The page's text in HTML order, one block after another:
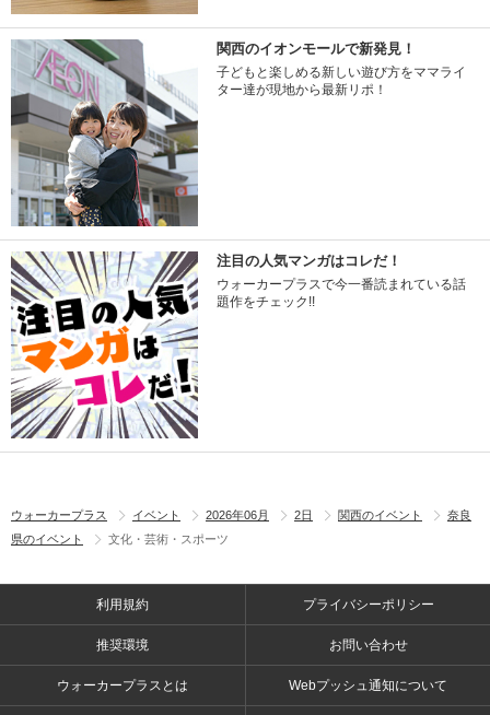
関西のイオンモールで新発見！
子どもと楽しめる新しい遊び方をママライ
ター達が現地から最新リポ！
注目の人気マンガはコレだ！
ウォーカープラスで今一番読まれている話
題作をチェック!!
ウォーカープラス イベント 2026年06月 2日 関西のイベント
奈良
県のイベント
文化・芸術・スポーツ
利用規約 プライバシーポリシー
推奨環境 お問い合わせ
ウォーカープラスとは Webプッシュ通知について